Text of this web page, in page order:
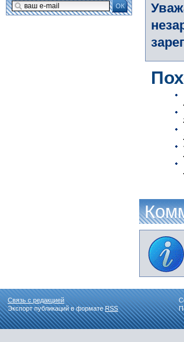
ОК
Связь с редакцией
Экспорт публикаций в форматеRSS